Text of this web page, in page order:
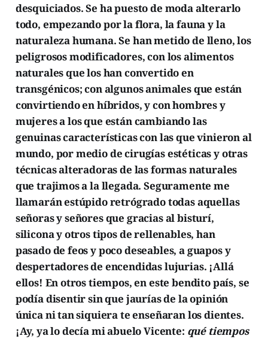
desquiciados. Se ha puesto de moda alterarlo
todo, empezando por la flora, la fauna y la
naturaleza humana. Se han metido de lleno, los
peligrosos modificadores, con los alimentos
naturales que los han convertido en
transgénicos; con algunos animales que están
convirtiendo en híbridos, y con hombres y
mujeres a los que están cambiando las
genuinas características con las que vinieron al
mundo, por medio de cirugías estéticas y otras
técnicas alteradoras de las formas naturales
que trajimos a la llegada. Seguramente me
llamarán estúpido retrógrado todas aquellas
señoras y señores que gracias al bisturí,
silicona y otros tipos de rellenables, han
pasado de feos y poco deseables, a guapos y
despertadores de encendidas lujurias. ¡Allá
ellos! En otros tiempos, en este bendito país, se
podía disentir sin que jaurías de la opinión
única ni tan siquiera te enseñaran los dientes.
¡Ay, ya lo decía mi abuelo Vicente: qué tiempos